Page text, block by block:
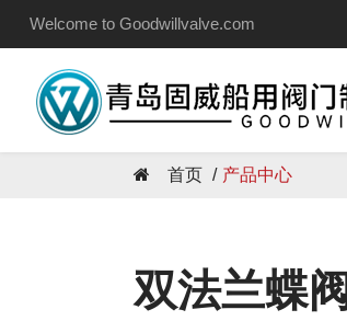
Welcome to Goodwillvalve.com
首页 产品中心
双法兰蝶阀